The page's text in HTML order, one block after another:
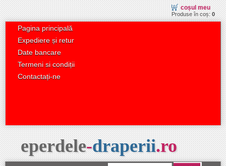
coșul meu
Produse în coș:0
Pagina principală
Expediere și retur
Date bancare
Termeni si condiții
Contactați-ne
eperdele-draperii.ro